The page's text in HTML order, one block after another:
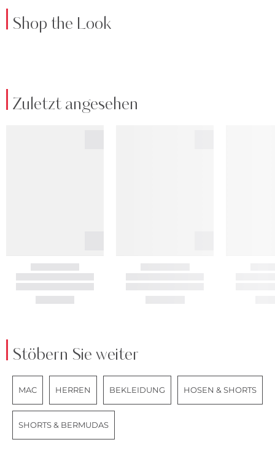
Shop the Look
Zuletzt angesehen
Stöbern Sie weiter
MAC HERREN BEKLEIDUNG HOSEN & SHORTS
SHORTS & BERMUDAS